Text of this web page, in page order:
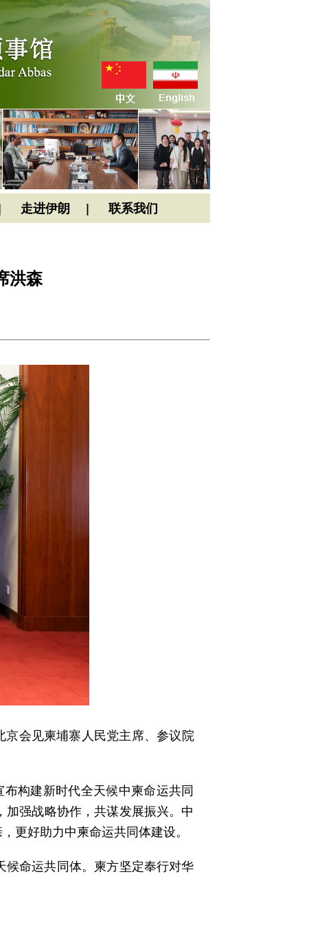
走进伊朗 联系我们
洪森
会见柬埔寨人民党主席、参议院
构建新时代全天候中柬命运共同
强战略协作，共谋发展振兴。中
更好助力中柬命运共同体建设。
命运共同体。柬方坚定奉行对华